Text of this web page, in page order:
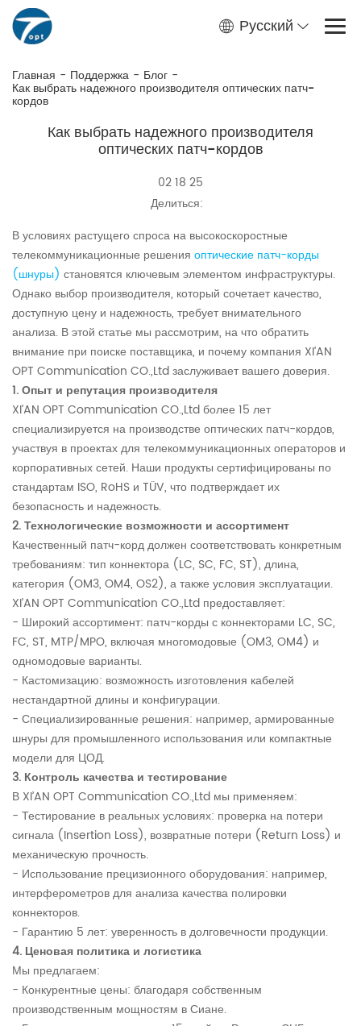
Русский
Главная - Поддержка - Блог -
Как выбрать надежного производителя оптических патч-
кордов
Как выбрать надежного производителя
оптических патч-кордов
02 18 25
Делиться:
В условиях растущего спроса на высокоскоростные
телекоммуникационные решения оптические патч-корды
(шнуры) становятся ключевым элементом инфраструктуры.
Однако выбор производителя, который сочетает качество,
доступную цену и надежность, требует внимательного
анализа. В этой статье мы рассмотрим, на что обратить
внимание при поиске поставщика, и почему компания XI’AN
OPT Communication CO.,Ltd заслуживает вашего доверия.
1. Опыт и репутация производителя
XI’AN OPT Communication CO.,Ltd более 15 лет
специализируется на производстве оптических патч-кордов,
участвуя в проектах для телекоммуникационных операторов и
корпоративных сетей. Наши продукты сертифицированы по
стандартам ISO, RoHS и TÜV, что подтверждает их
безопасность и надежность.
2. Технологические возможности и ассортимент
Качественный патч-корд должен соответствовать конкретным
требованиям: тип коннектора (LC, SC, FC, ST), длина,
категория (OM3, OM4, OS2), а также условия эксплуатации.
XI’AN OPT Communication CO.,Ltd предоставляет:
- Широкий ассортимент: патч-корды с коннекторами LC, SC,
FC, ST, MTP/MPO, включая многомодовые (OM3, OM4) и
одномодовые варианты.
- Кастомизацию: возможность изготовления кабелей
нестандартной длины и конфигурации.
- Специализированные решения: например, армированные
шнуры для промышленного использования или компактные
модели для ЦОД.
3. Контроль качества и тестирование
В XI’AN OPT Communication CO.,Ltd мы применяем:
- Тестирование в реальных условиях: проверка на потери
сигнала (Insertion Loss), возвратные потери (Return Loss) и
механическую прочность.
- Использование прецизионного оборудования: например,
интерферометров для анализа качества полировки
коннекторов.
- Гарантию 5 лет: уверенность в долговечности продукции.
4. Ценовая политика и логистика
Мы предлагаем:
- Конкурентные цены: благодаря собственным
производственным мощностям в Сиане.